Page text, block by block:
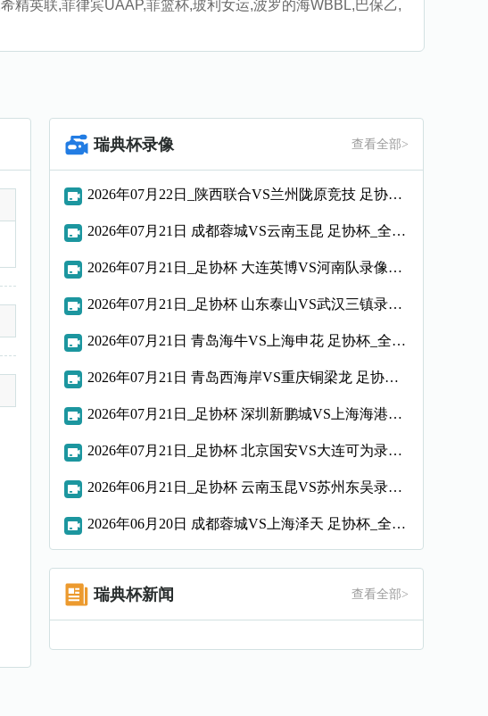
精英联,菲律宾UAAP,菲篮杯,玻利女运,波罗的海WBBL,巴保乙,
瑞典杯录像 查看全部>
2026年07月22日_陕西联合VS兰州陇原竞技 足协杯录像_全场录像【全场回放】
2026年07月21日 成都蓉城VS云南玉昆 足协杯_全场录像【视频集锦】
2026年07月21日_足协杯 大连英博VS河南队录像_全场录像【视频集锦】
2026年07月21日_足协杯 山东泰山VS武汉三镇录像_全场录像【高清回放】
2026年07月21日 青岛海牛VS上海申花 足协杯_全场录像【全场回放】
2026年07月21日 青岛西海岸VS重庆铜梁龙 足协杯_全场录像【全场回放】
2026年07月21日_足协杯 深圳新鹏城VS上海海港录像_高清录像【全场回放】
2026年07月21日_足协杯 北京国安VS大连可为录像_高清录像【全场回放】
2026年06月21日_足协杯 云南玉昆VS苏州东吴录像_全场录像【全场回放】
2026年06月20日 成都蓉城VS上海泽天 足协杯_全场录像【视频集锦】
瑞典杯新闻 查看全部>